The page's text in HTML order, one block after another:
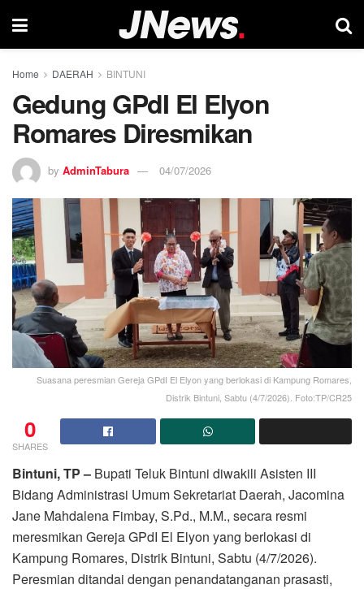
Home DAERAH BINTUNI
Gedung GPdI El Elyon
Romares Diresmikan
by AdminTabura 04/07/2026
Suasana peresmian Gereja GPdI El Elyon yang berlokasi di Kampung Romares,
Distrik Bintuni, Sabtu (4/7/2026). Foto:TP/CR25
0
SHARES
Bintuni, TP – Bupati Teluk Bintuni diwakili Asisten III
Bidang Administrasi Umum Sekretariat Daerah, Jacomina
Jane Mahdalena Fimbay, S.Pd., M.M., secara resmi
meresmikan Gereja GPdI El Elyon yang berlokasi di
Kampung Romares, Distrik Bintuni, Sabtu (4/7/2026).
Peresmian ditandai dengan penandatanganan prasasti,